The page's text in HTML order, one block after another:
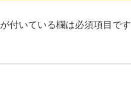
が付いている欄は必須項目です